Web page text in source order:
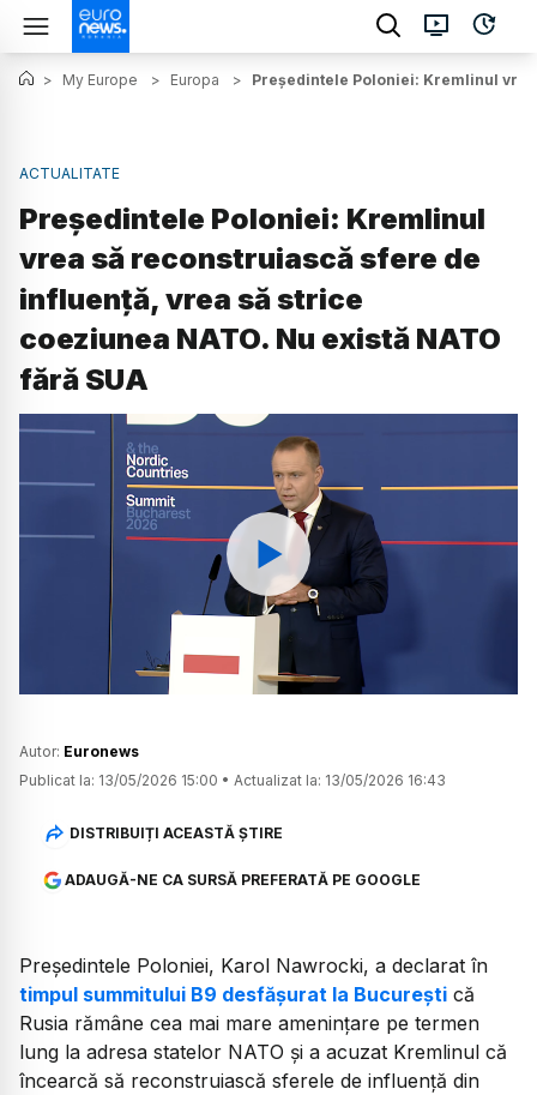
> My Europe > Europa > Președintele Poloniei: Kremlinul
ACTUALITATE
Președintele Poloniei: Kremlinul
vrea să reconstruiască sfere de
influență, vrea să strice
coeziunea NATO. Nu există NATO
fără SUA
Watch
Autor: Euronews
Publicat la: 13/05/2026 15:00 • Actualizat la: 13/05/2026 16:43
DISTRIBUIȚI ACEASTĂ ȘTIRE
ADAUGĂ-NE CA SURSĂ PREFERATĂ PE GOOGLE
Președintele Poloniei, Karol Nawrocki, a declarat în
timpul summitului B9 desfășurat la București că
Rusia rămâne cea mai mare amenințare pe termen
lung la adresa statelor NATO și a acuzat Kremlinul că
încearcă să reconstruiască sferele de influență din